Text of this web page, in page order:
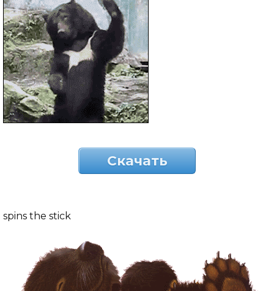
Скачать
spins the stick